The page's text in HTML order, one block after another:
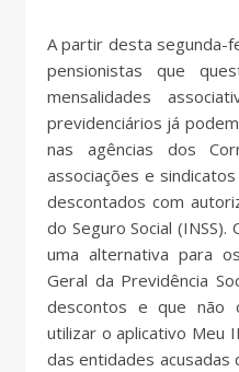
A partir desta segunda-feira (16), os aposentados e
pensionistas que
mensalidades
previdenciários já
nas agências dos
associações e
descontados com
do Seguro Social
uma alternativa para
Geral da Previdência
descontos e que não
utilizar o aplicativo Meu
das entidades